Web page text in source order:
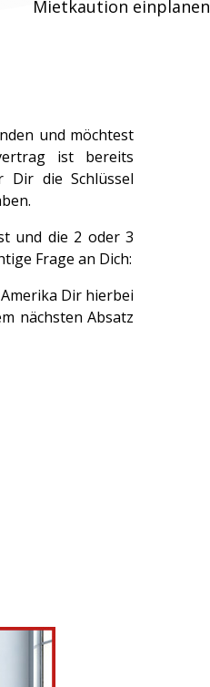
Mietkaution
und möchtest
ist bereits
Dir die Schlüssel
und die 2 oder 3
Frage an Dich:
Dir hierbei
nächsten Absatz